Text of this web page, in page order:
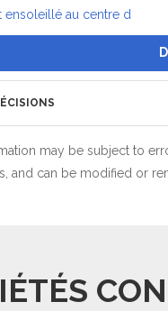
may be subject to
and can be modified or